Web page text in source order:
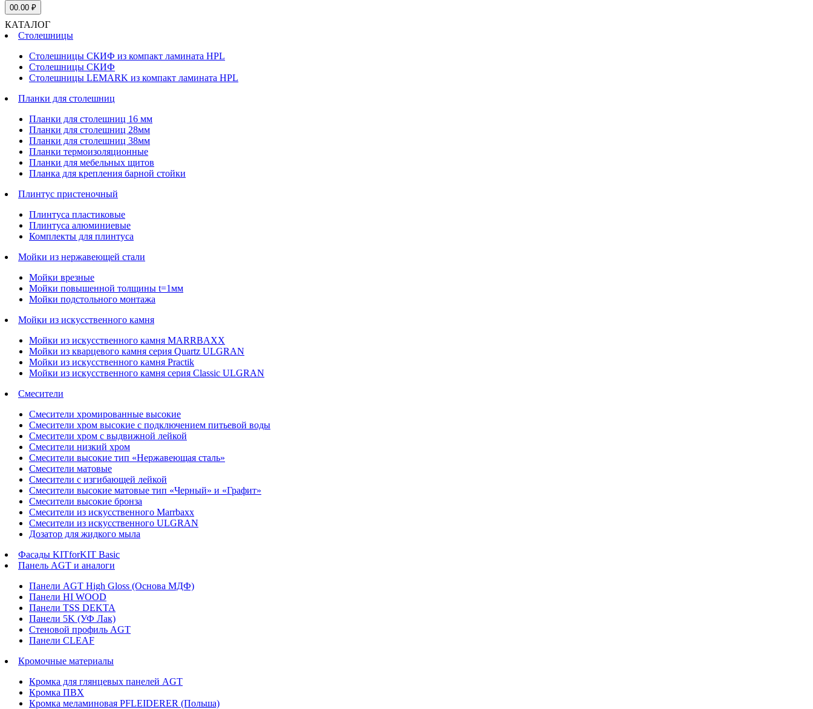
00.00 ₽
КАТАЛОГ
Столешницы
Столешницы СКИФ из компакт ламината HPL
Столешницы СКИФ
Столешницы LEMARK из компакт ламината HPL
Планки для столешниц
Планки для столешниц 16 мм
Планки для столешниц 28мм
Планки для столешниц 38мм
Планки термоизоляционные
Планки для мебельных щитов
Планка для крепления барной стойки
Плинтус пристеночный
Плинтуса пластиковые
Плинтуса алюминиевые
Комплекты для плинтуса
Мойки из нержавеющей стали
Мойки врезные
Мойки повышенной толщины t=1мм
Мойки подстольного монтажа
Мойки из искусственного камня
Мойки из искусственного камня MARRBAXX
Мойки из кварцевого камня серия Quartz ULGRAN
Мойки из искусственного камня Practik
Мойки из искусственного камня серия Classic ULGRAN
Смесители
Смесители хромированные высокие
Смесители хром высокие с подключением питьевой воды
Смесители хром с выдвижной лейкой
Смесители низкий хром
Смесители высокие тип «Нержавеющая сталь»
Смесители матовые
Смесители с изгибающей лейкой
Смесители высокие матовые тип «Черный» и «Графит»
Смесители высокие бронза
Смесители из искусственного Marrbaxx
Смесители из искусственного ULGRAN
Дозатор для жидкого мыла
Фасады KITforKIT Basic
Панель AGT и аналоги
Панели AGT High Gloss (Основа МДФ)
Панели HI WOOD
Панели TSS DEKTA
Панели 5K (УФ Лак)
Стеновой профиль AGT
Панели CLEAF
Кромочные материалы
Кромка для глянцевых панелей AGT
Кромка ПВХ
Кромка меламиновая PFLEIDERER (Польша)